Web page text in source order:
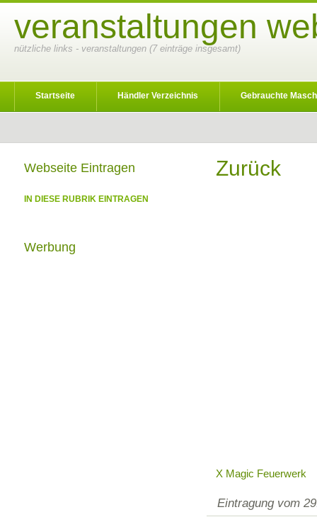
veranstaltungen
nützliche links - veranstaltungen (7 einträge insgesamt)
Startseite Händler Verzeichnis Gebrauchte
Zurück
X Magic Feuerwerk
Eintragung vom
Webseite Eintragen
IN DIESE RUBRIK EINTRAGEN
Werbung